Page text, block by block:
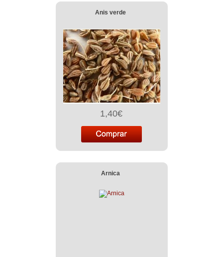
Anis verde
1,40€
Arnica